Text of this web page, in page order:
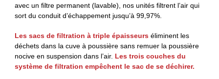
Nous contactez
avec un filtre permanent (lavable), nos unités filtrent l’air qui
sort du conduit d’échappement jusqu’à 99,97%.
Les sacs de filtration à triple épaisseurs éliminent les
déchets dans la cuve à poussière sans remuer la poussière
nocive en suspension dans l’air. Les trois couches du
système de filtration empêchent le sac de se déchirer.